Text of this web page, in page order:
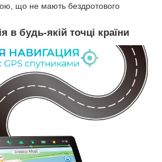
що не мають бездротового
в будь-якій точці країни